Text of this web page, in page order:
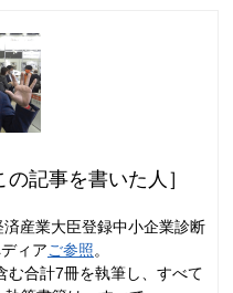
記事を書いた人］
産業大臣登録中小企業診断
ィアご参照。
む合計7冊を執筆し、すべて